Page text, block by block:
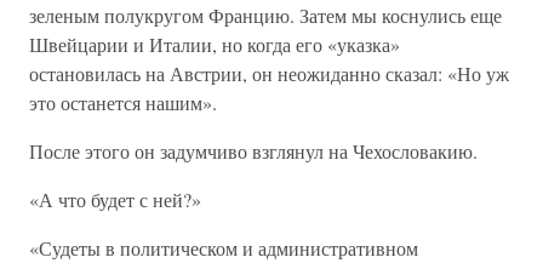
зеленым полукругом Францию. Затем мы коснулись еще
Швейцарии и Италии, но когда его «указка»
остановилась на Австрии, он неожиданно сказал: «Но уж
это останется нашим».
После этого он задумчиво взглянул на Чехословакию.
«А что будет с ней?»
«Судеты в политическом и административном